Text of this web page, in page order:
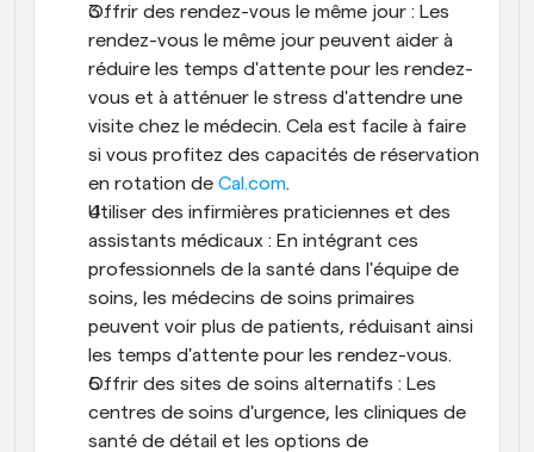
Offrir des rendez-vous le même jour : Les
rendez-vous le même jour peuvent aider à
réduire les temps d'attente pour les rendez-
vous et à atténuer le stress d'attendre une
visite chez le médecin. Cela est facile à faire
si vous profitez des capacités de réservation
en rotation de Cal.com.
Utiliser des infirmières praticiennes et des
assistants médicaux : En intégrant ces
professionnels de la santé dans l'équipe de
soins, les médecins de soins primaires
peuvent voir plus de patients, réduisant ainsi
les temps d'attente pour les rendez-vous.
Offrir des sites de soins alternatifs : Les
centres de soins d'urgence, les cliniques de
santé de détail et les options de